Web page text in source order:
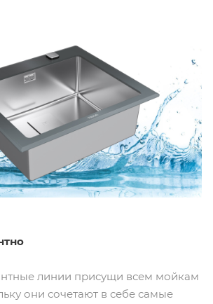
линии присущи всем мойкам
они сочетают в себе самые